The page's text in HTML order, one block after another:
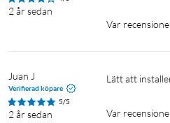
Traffic Optimizer och AI -
2 år sedan
Var
Juan J
Verifierad köpare
5/5
2 år sedan Var